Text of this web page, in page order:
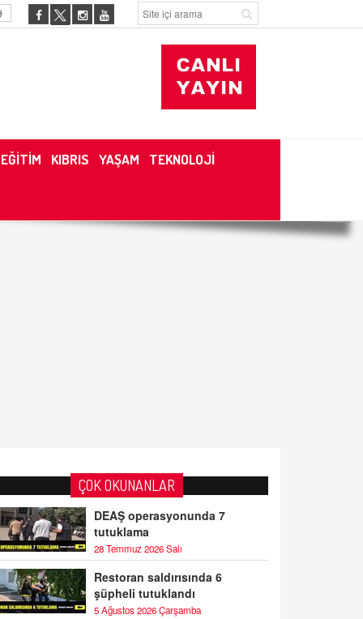
EĞİTİM KIBRIS YAŞAM TEKNOLOJİ
ÇOK OKUNANLAR
DEAŞ operasyonunda 7
tutuklama
28 Temmuz 2026 Salı
Restoran saldırısında 6
şüpheli tutuklandı
5 Ağustos 2026 Çarşamba